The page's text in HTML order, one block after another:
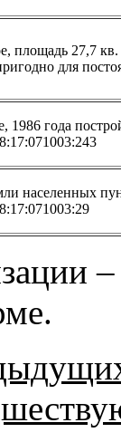
площадь 27,7
для
1986 года
населенных